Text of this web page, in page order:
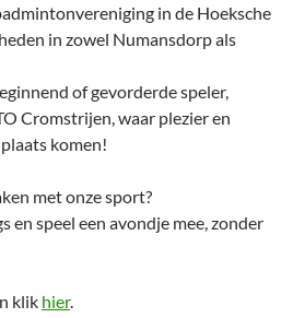
in de Hoeksche
in zowel Numansdorp als
of gevorderde speler,
Cromstrijen, waar plezier en
komen!
met onze sport?
en speel een avondje mee, zonder
klik hier.